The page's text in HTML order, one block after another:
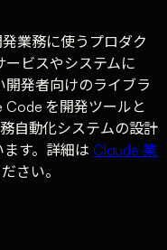
業務に使うプロダク
ービスやシステムに
発者向けのライブラ
Code を開発ツールと
自動化システムの設計
す。詳細は Claude 業
さい。